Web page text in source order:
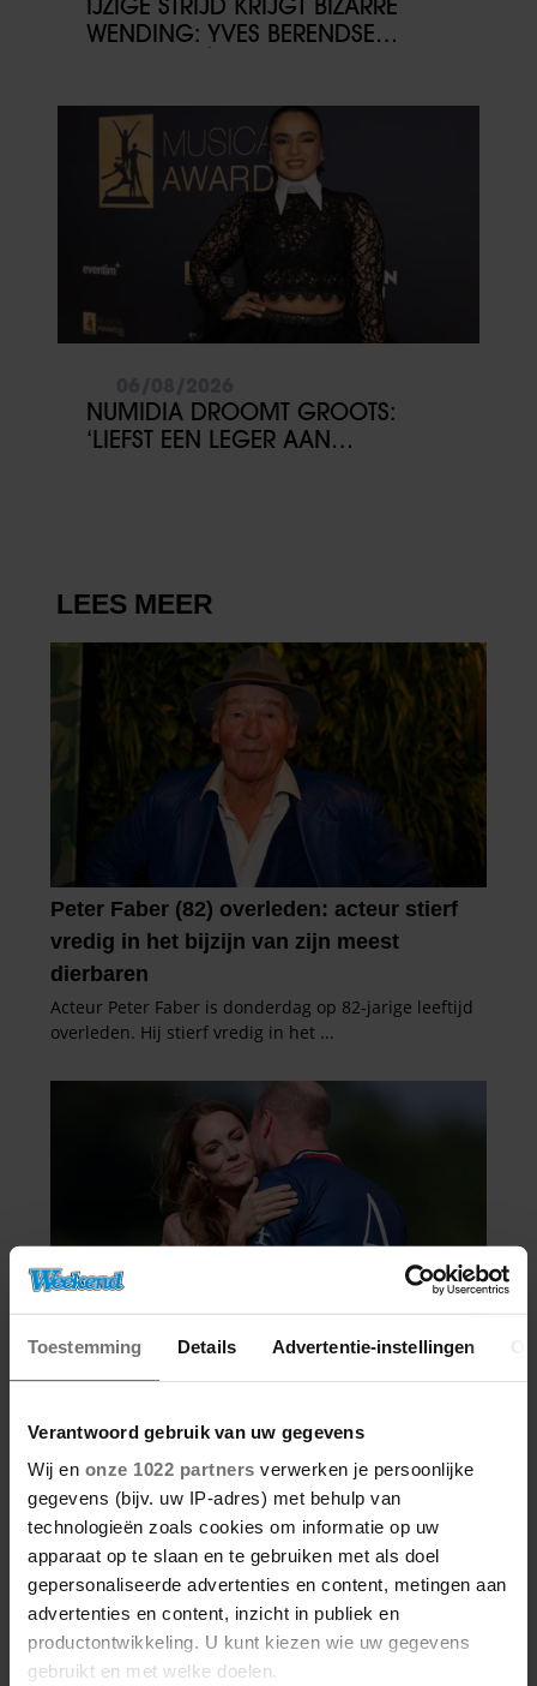
Toestemming Details Advertentie-instellingen
Verantwoord gebruik van uw gegevens
Wij en onze 1022 partners verwerken je persoonlijke
gegevens (bijv. uw IP-adres) met behulp van
technologieën zoals cookies om informatie op uw
apparaat op te slaan en te gebruiken met als doel
gepersonaliseerde advertenties en content, metingen aan
advertenties en content, inzicht in publiek en
productontwikkeling. U kunt kiezen wie uw gegevens
gebruikt en met welke doelen.
WENDING: YVES BERENDSE
NUMIDIA DROOMT GROOTS:
‘LIEFST EEN LEGER AAN